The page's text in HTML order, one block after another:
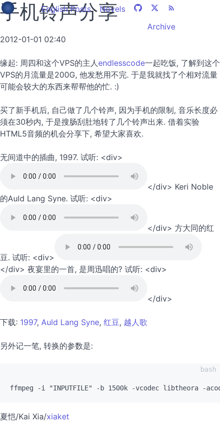
Novels
English Posts
Archive
手机铃声分享
2012-01-01 02:40
缘起: 周四和这个VPS的主人endlesscode一起吃饭, 了解到这个
VPS的月流量是200G, 他发愁用不完. 于是我就找了个相对流量
可能会较大的东西来帮帮他的忙. :)
买了新手机后, 自己做了几个铃声, 因为手机的限制, 音乐长度必
须在30秒内, 于是搜肠刮肚地转了几个铃声出来. 借着实验
HTML5音频的机会分享下, 希望大家喜欢.
无间道中的插曲, 1997. 试听: <div>
</div> Keri Noble
的Auld Lang Syne. 试听: <div>
</div> 方大同的红
豆. 试听: <div>
</div> 夜宴里的一首, 是周迅唱的? 试听: <div>
</div>
下载: 1997, Auld Lang Syne, 红豆, 越人歌
另外记一笔, 转换的参数是:
夏恺/Kai Xia/xiaket